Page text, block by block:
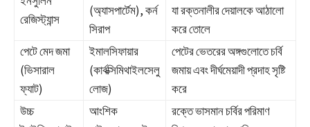
রেজিস্ট্যান্স
(অ্যাসপার্টেম), কর্ন
সিরাপ
যা রক্তনালীর দেয়ালকে আঠালো
করে তোলে
পেটে মেদ জমা
(ভিসারাল
ফ্যাট)
ইমালসিফায়ার
(কার্বক্সিমিথাইলসেলু
লোজ)
পেটের ভেতরের অঙ্গগুলোতে চর্বি
জমায় এবং দীর্ঘমেয়াদী প্রদাহ সৃষ্টি
করে
উচ্চ
আংশিক
রক্তে ভাসমান চর্বির পরিমাণ